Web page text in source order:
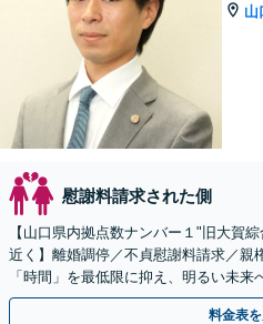
山
慰謝料請求された側
【山口県内拠点数ナンバー１"旧大賀
近く】離婚調停／不貞慰謝料請求／親
「時間」を最低限に抑え、明るい未来
あるという方でも、一度ご相談くださ
料金表